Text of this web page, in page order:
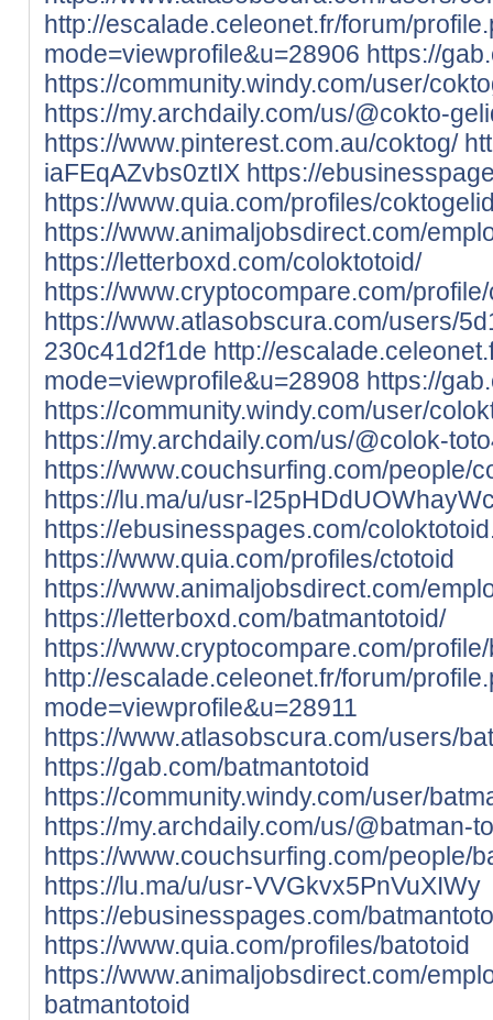
http://escalade.celeonet.fr/forum/
mode=viewprofile&u=28906 https://
https://community.windy.com/user/
https://my.archdaily.com/us/@cokto-
https://www.pinterest.com.au/coktog/
iaFEqAZvbs0ztIX https://
https://www.quia.com/profiles/
https://www.animaljobsdirect.com/
https://letterboxd.com/coloktotoid/
https://www.cryptocompare.com/
https://www.atlasobscura.com/users/
230c41d2f1de http://
mode=viewprofile&u=28908 https://
https://community.windy.com/user/
https://my.archdaily.com/us/@colok-
https://www.couchsurfing.com/people/
https://lu.ma/u/usr-
https://ebusinesspages.com/
https://www.quia.com/profiles/ctotoid
https://www.animaljobsdirect.com/
https://letterboxd.com/batmantotoid/
https://www.cryptocompare.com/
http://escalade.celeonet.fr/forum/
mode=viewprofile&u=28911
https://www.atlasobscura.com/users/
https://gab.com/batmantotoid
https://community.windy.com/user/
https://my.archdaily.com/us/@batman-
https://www.couchsurfing.com/people/
https://lu.ma/u/usr-VVGkvx5PnVuXIWy
https://ebusinesspages.com/
https://www.quia.com/profiles/batotoid
https://www.animaljobsdirect.com/
batmantotoid